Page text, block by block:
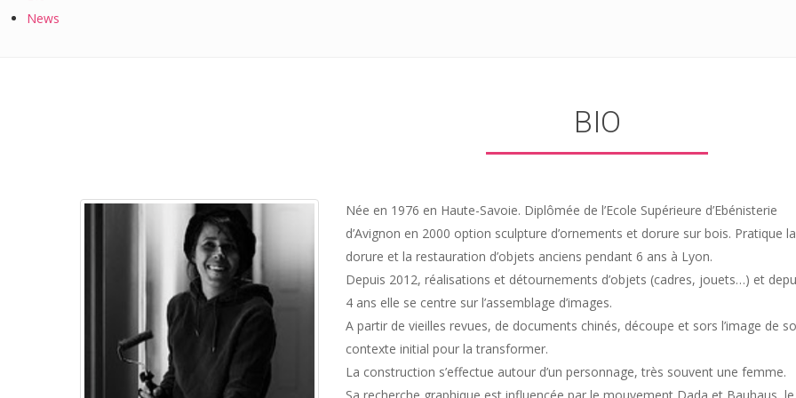
News
BIO
Née en 1976 en Haute-Savoie. Diplômée de l’Ecole Supérieure d’Ebénisterie
d’Avignon en 2000 option sculpture d’ornements et dorure sur bois. Pratique la
dorure et la restauration d’objets anciens pendant 6 ans à Lyon.
Depuis 2012, réalisations et détournements d’objets (cadres, jouets…) et
4 ans elle se centre sur l’assemblage d’images.
A partir de vieilles revues, de documents chinés, découpe et sors l’image de
contexte initial pour la transformer.
La construction s’effectue autour d’un personnage, très souvent une femme.